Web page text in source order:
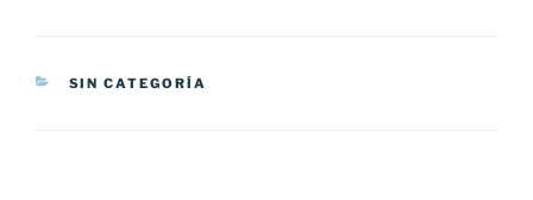
CATEGORÍAS
SIN CATEGORÍA